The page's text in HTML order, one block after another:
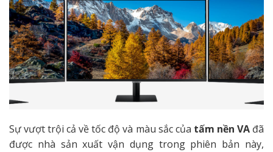
Sự vượt trội cả về tốc độ và màu sắc của tấm nền VA đã
được nhà sản xuất vận dụng trong phiên bản này,